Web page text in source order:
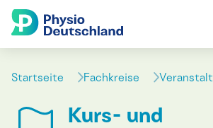
Startseite Fachkreise
Kurs- und